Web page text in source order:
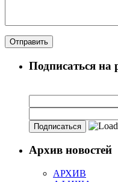
Подписаться на
Архив новостей
АРХИВ